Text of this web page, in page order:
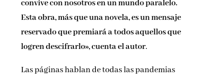
convive con nosotros en un mundo paralelo.
Esta obra, más que una novela, es un mensaje
reservado que premiará a todos aquellos que
logren descifrarlo», cuenta el autor.
Las páginas hablan de todas las pandemias